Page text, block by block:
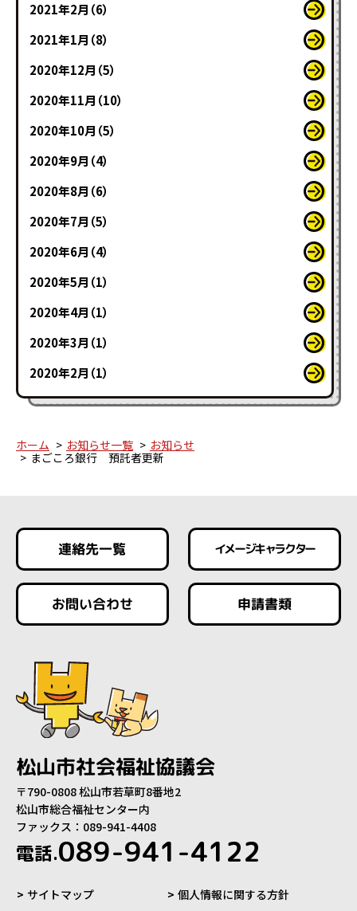
2021年2月（6）
2021年1月（8）
2020年12月（5）
2020年11月（10）
2020年10月（5）
2020年9月（4）
2020年8月（6）
2020年7月（5）
2020年6月（4）
2020年5月（1）
2020年4月（1）
2020年3月（1）
2020年2月（1）
ホーム お知らせ一覧
お知らせ
まごころ銀行 預託者更新
連絡先一覧 イメージキャラクター
お問い合わせ 申請書類
松山市社会福祉協議会
〒790-0808 松山市若草町8番地2
松山市総合福祉センター内
ファックス：089-941-4408
電話.089-941-4122
サイトマップ 個人情報に関する方針